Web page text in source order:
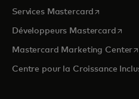
Services Mastercard s’ouvre
Développeurs Mastercard
Mastercard Marketing Center
Centre pour la Croissance